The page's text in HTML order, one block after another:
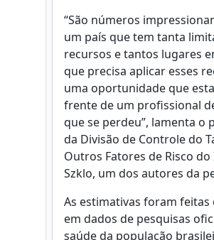
“São números
um país que tem tanta
recursos e tantos lugares
que precisa aplicar esses
uma oportunidade que
frente de um profissional
que se perdeu”, lamenta o
da Divisão de Controle do
Outros Fatores de Risco
Szklo, um dos autores da
As estimativas foram feitas
em dados de pesquisas
saúde da população